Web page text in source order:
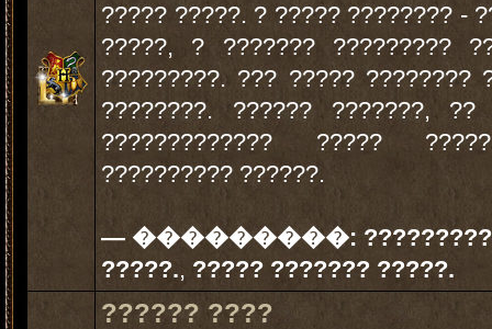
????? ?????. ? ????? ???????? -
?????, ? ??????? ?????????
?????????. ??? ????? ????????
????????. ?????? ???????, ??
????????????? ?????
?????????? ??????.
— ���������:
?????., ????? ??????? ?????.
?????? ????